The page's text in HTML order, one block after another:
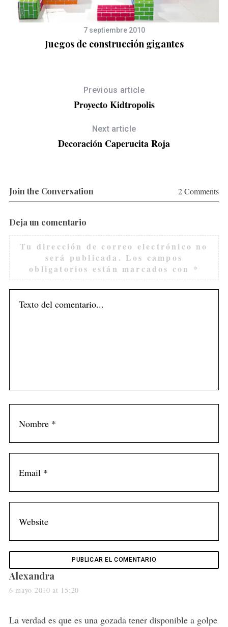
7 septiembre 2010
Juegos de construcción gigantes
Previous article
Proyecto Kidtropolis
Next article
Decoración Caperucita Roja
Join the Conversation 2 Comments
Deja un comentario
Tu dirección de correo electrónico no
será publicada. Los campos
obligatorios están marcados con *
s
a
s
Alexandra
6 mayo 2010 at 15:20
La verdad es que es una gozada tener disponible a golpe